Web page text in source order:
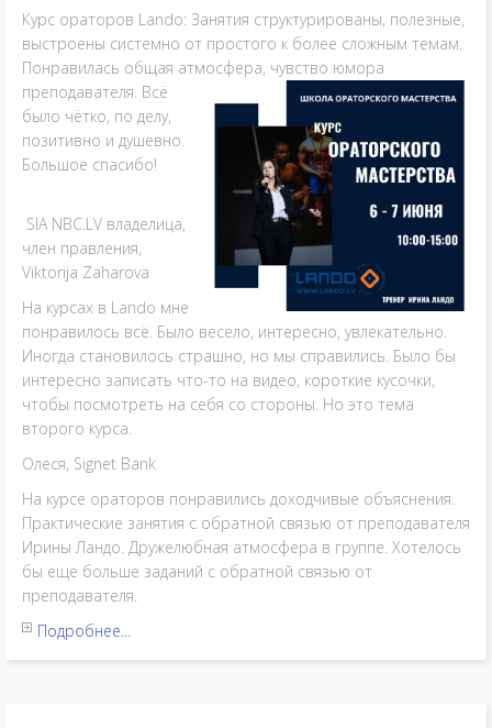
Курс ораторов Lando: Занятия структурированы, полезные,
выстроены системно от простого к более сложным темам.
Понравилась общая атмосфера, чувство юмора
преподавателя. Всё
было чётко, по делу,
позитивно и душевно.
Большое спасибо!
SIA NBC.LV владелица,
член правления,
Viktorija Zaharova
На курсах в Lando мне
понравилось всё. Было весело, интересно, увлекательно.
Иногда становилось страшно, но мы справились. Было бы
интересно записать что-то на видео, короткие кусочки,
чтобы посмотреть на себя со стороны. Но это тема
второго курса.
Олеся, Signet Bank
На курсе ораторов понравились доходчивые объяснения.
Практические занятия с обратной связью от преподавателя
Ирины Ландо. Дружелюбная атмосфера в группе. Хотелось
бы еще больше заданий с обратной связью от
преподавателя.
Подробнее...